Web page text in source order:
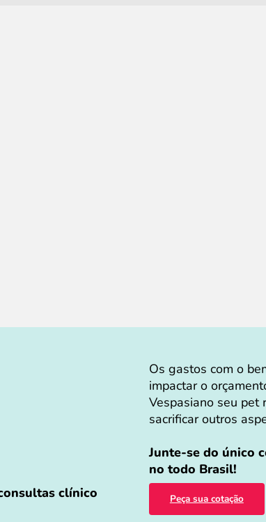
clínico
Os gastos com o
impactar o
Vespasiano seu pet
sacrificar outros
Junte-se do único
no todo Brasil!
Peça sua cotação